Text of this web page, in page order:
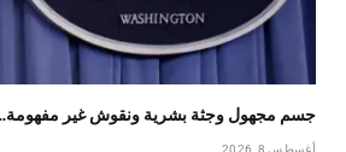
جسم مجهول وجثة بشرية ونقوش غير
أغسطس 8, 2026